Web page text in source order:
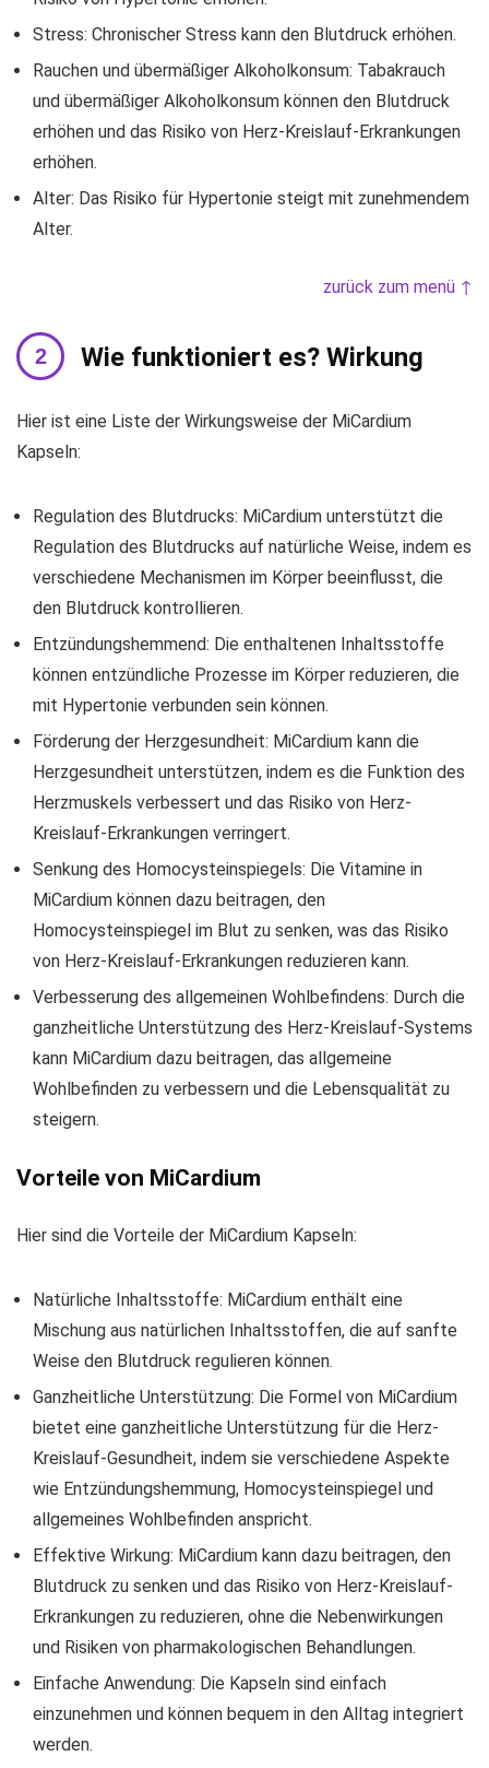
Stress: Chronischer Stress kann den Blutdruck erhöhen.
Rauchen und übermäßiger Alkoholkonsum: Tabakrauch
und übermäßiger Alkoholkonsum können den Blutdruck
erhöhen und das Risiko von Herz-Kreislauf-Erkrankungen
erhöhen.
Alter: Das Risiko für Hypertonie steigt mit zunehmendem
Alter.
zurück zum menü ↑
Wie funktioniert es? Wirkung
Hier ist eine Liste der Wirkungsweise der MiCardium
Kapseln:
Regulation des Blutdrucks: MiCardium unterstützt die
Regulation des Blutdrucks auf natürliche Weise, indem es
verschiedene Mechanismen im Körper beeinflusst, die
den Blutdruck kontrollieren.
Entzündungshemmend: Die enthaltenen Inhaltsstoffe
können entzündliche Prozesse im Körper reduzieren, die
mit Hypertonie verbunden sein können.
Förderung der Herzgesundheit: MiCardium kann die
Herzgesundheit unterstützen, indem es die Funktion des
Herzmuskels verbessert und das Risiko von Herz-
Kreislauf-Erkrankungen verringert.
Senkung des Homocysteinspiegels: Die Vitamine in
MiCardium können dazu beitragen, den
Homocysteinspiegel im Blut zu senken, was das Risiko
von Herz-Kreislauf-Erkrankungen reduzieren kann.
Verbesserung des allgemeinen Wohlbefindens: Durch die
ganzheitliche Unterstützung des Herz-Kreislauf-Systems
kann MiCardium dazu beitragen, das allgemeine
Wohlbefinden zu verbessern und die Lebensqualität zu
steigern.
Vorteile von MiCardium
Hier sind die Vorteile der MiCardium Kapseln:
Natürliche Inhaltsstoffe: MiCardium enthält eine
Mischung aus natürlichen Inhaltsstoffen, die auf sanfte
Weise den Blutdruck regulieren können.
Ganzheitliche Unterstützung: Die Formel von MiCardium
bietet eine ganzheitliche Unterstützung für die Herz-
Kreislauf-Gesundheit, indem sie verschiedene Aspekte
wie Entzündungshemmung, Homocysteinspiegel und
allgemeines Wohlbefinden anspricht.
Effektive Wirkung: MiCardium kann dazu beitragen, den
Blutdruck zu senken und das Risiko von Herz-Kreislauf-
Erkrankungen zu reduzieren, ohne die Nebenwirkungen
und Risiken von pharmakologischen Behandlungen.
Einfache Anwendung: Die Kapseln sind einfach
einzunehmen und können bequem in den Alltag integriert
werden.